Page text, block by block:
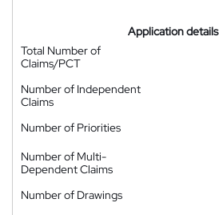
Application details
Total Number of
Claims/PCT
Number of Independent
Claims
Number of Priorities
Number of Multi-
Dependent Claims
Number of Drawings